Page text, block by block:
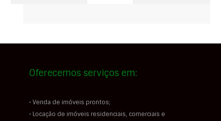
Oferecemos serviços em:
• Venda de imóveis prontos;
• Locação de imóveis residenciais, comerciais e